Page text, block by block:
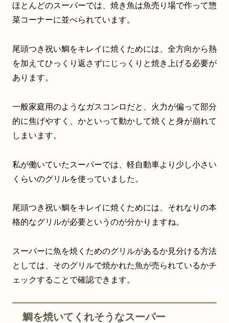
ほとんどのスーパーでは、焼き魚は魚売り場で作って惣
菜コーナーに並べられています。
尾頭つき祝い鯛をキレイに焼くためには、全方向から熱
を加えてひっくり返さずにじっくりと焼き上げる必要が
あります。
一般家庭用のようなガスコンロだと、火力が偏って部分
的に焦げやすく、かといって動かして焼くと身が崩れて
しまいます。
私が働いていたスーパーでは、軽自動車より少し小さい
くらいのグリルを使っていました。
尾頭つき祝い鯛をキレイに焼くためには、それなりの本
格的なグリルが必要というのが分かりますね。
スーパーに魚を焼くためのグリルがあるか見分ける方法
としては、そのグリルで焼かれた魚が売られているかチ
ェックすることで確認できます。
鯛を焼いてくれそうなスーパー